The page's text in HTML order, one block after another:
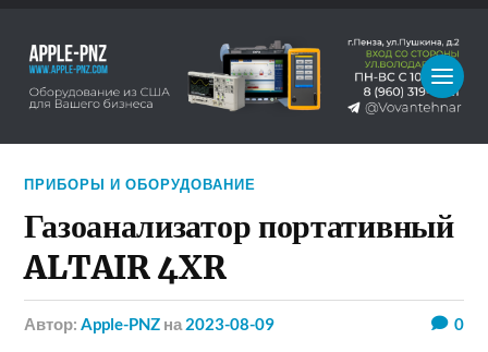
ПРИБОРЫ И ОБОРУДОВАНИЕ
Газоанализатор портативный
ALTAIR 4XR
Автор:Apple-PNZ на 2023-08-09 0